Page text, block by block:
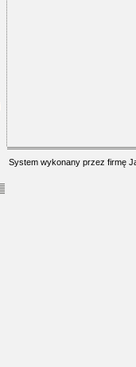
System wykonany przez firmę